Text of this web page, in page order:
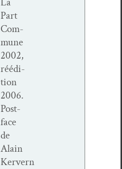
Part
Com­
mune
2002,
réédi­
tion
2006.
Post­
face
de
Alain
Kervern